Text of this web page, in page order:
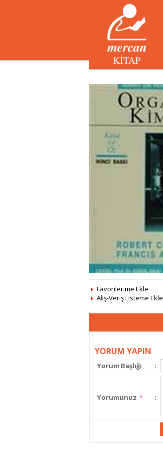
Favorilerime Ekle
Alış-Veriş Listeme Ekle
YORUM YAPIN
Yorum Başlığı :
Yorumunuz * :